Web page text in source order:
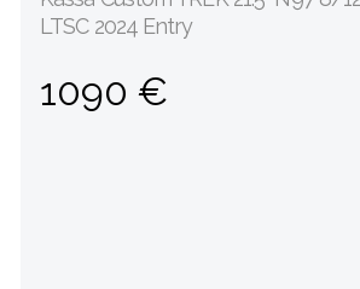
LTSC 2024 Entry
1090 €